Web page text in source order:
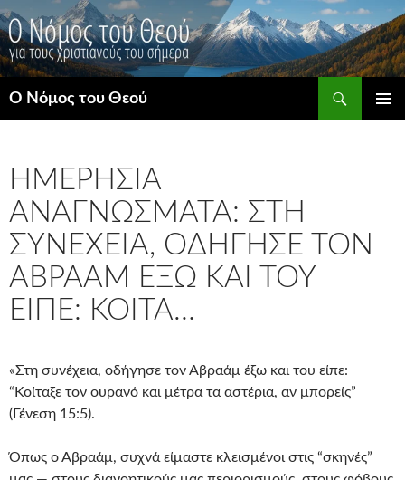
Μετάβαση
σε
περιεχόμενο
Ο Νόμος του Θεού
ΗΜΕΡΉΣΙΑ
ΑΝΑΓΝΏΣΜΑΤΑ: ΣΤΗ
ΣΥΝΈΧΕΙΑ, ΟΔΉΓΗΣΕ ΤΟΝ
ΑΒΡΑΆΜ ΈΞΩ ΚΑΙ ΤΟΥ
ΕΊΠΕ: ΚΟΊΤΑ…
«Στη συνέχεια, οδήγησε τον Αβραάμ έξω και του είπε:
“Κοίταξε τον ουρανό και μέτρα τα αστέρια, αν μπορείς”
(Γένεση 15:5).
Όπως ο Αβραάμ, συχνά είμαστε κλεισμένοι στις “σκηνές”